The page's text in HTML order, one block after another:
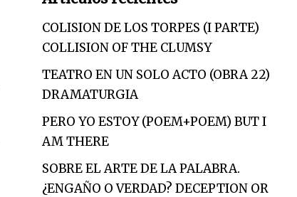
COLISION DE LOS TORPES (I PARTE)
COLLISION OF THE CLUMSY
TEATRO EN UN SOLO ACTO (OBRA 22)
DRAMATURGIA
PERO YO ESTOY (POEM+POEM) BUT I
AM THERE
SOBRE EL ARTE DE LA PALABRA.
¿ENGAÑO O VERDAD? DECEPTION OR